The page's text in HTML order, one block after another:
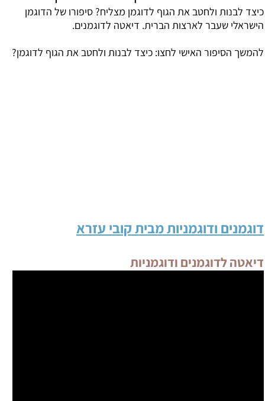
כיצד לבנות ולחטב את הגוף לדוגמן מצליח? סיפורו של הדוגמן
הישראלי שעבר לארצות הברית. דיאטה לדוגמנים.
להמשך הסיפור האישי לחצו: כיצד לבנות ולחטב את הגוף לדוגמן?
דוגמנים ודוגמניות מבית קובי עזרא
דיאטה לדוגמנים ודוגמניות